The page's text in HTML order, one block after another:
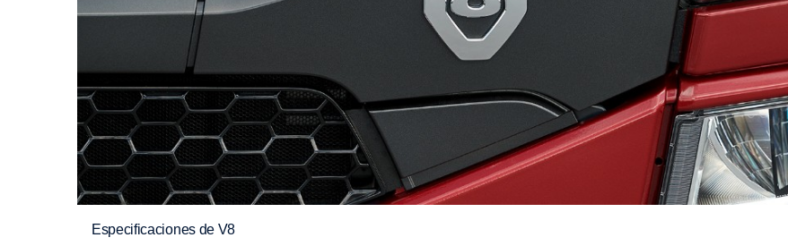
Especificaciones de V8